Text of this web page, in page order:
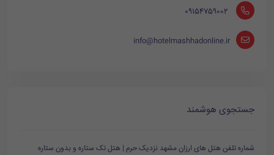
‪ 09154759002
info@hotelmashhadonline.ir
جستجوی هوشمند
شماره تلفن هتل های ارزان مشهد نزدیک حرم | هتل تک ستاره و بدون ستاره